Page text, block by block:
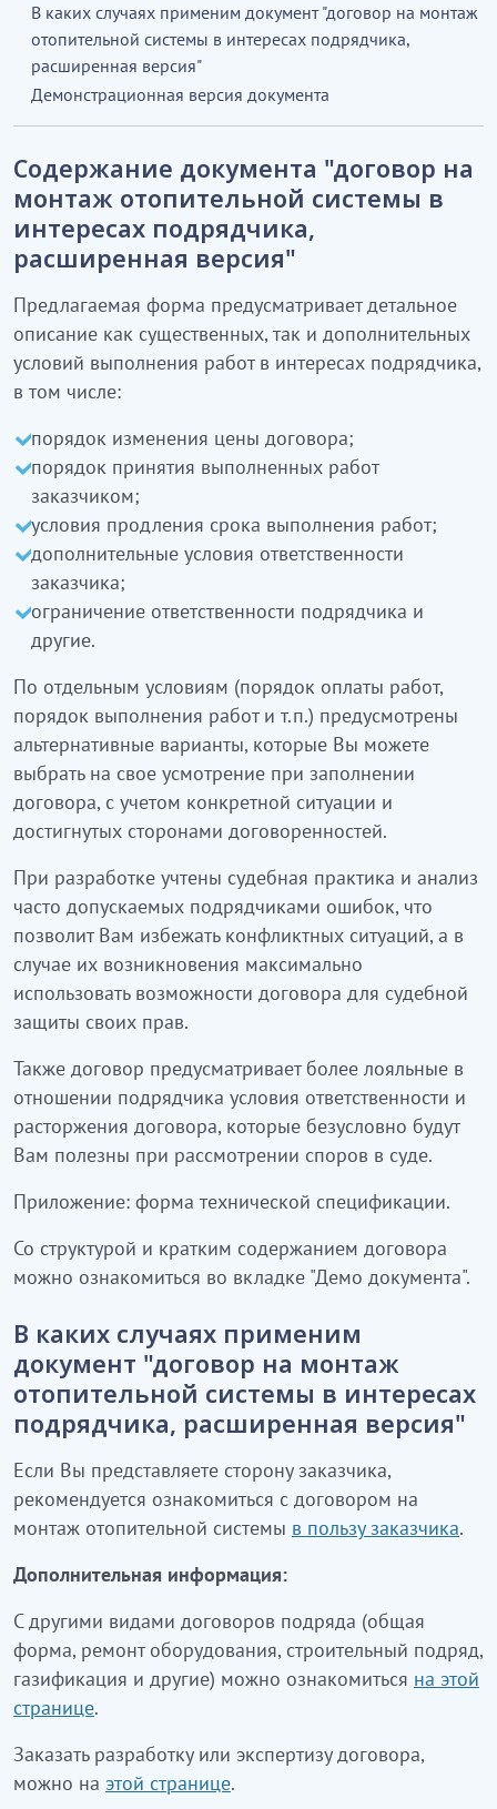
В каких случаях применим документ "договор на монтаж
отопительной системы в интересах подрядчика,
расширенная версия"
Демонстрационная версия документа
Содержание документа "договор на
монтаж отопительной системы в
интересах подрядчика,
расширенная версия"
Предлагаемая форма предусматривает детальное
описание как существенных, так и дополнительных
условий выполнения работ в интересах подрядчика,
в том числе:
порядок изменения цены договора;
порядок принятия выполненных работ
заказчиком;
условия продления срока выполнения работ;
дополнительные условия ответственности
заказчика;
ограничение ответственности подрядчика и
другие.
По отдельным условиям (порядок оплаты работ,
порядок выполнения работ и т.п.) предусмотрены
альтернативные варианты, которые Вы можете
выбрать на свое усмотрение при заполнении
договора, с учетом конкретной ситуации и
достигнутых сторонами договоренностей.
При разработке учтены судебная практика и анализ
часто допускаемых подрядчиками ошибок, что
позволит Вам избежать конфликтных ситуаций, а в
случае их возникновения максимально
использовать возможности договора для судебной
защиты своих прав.
Также договор предусматривает более лояльные в
отношении подрядчика условия ответственности и
расторжения договора, которые безусловно будут
Вам полезны при рассмотрении споров в суде.
Приложение: форма технической спецификации.
Со структурой и кратким содержанием договора
можно ознакомиться во вкладке "Демо документа".
В каких случаях применим
документ "договор на монтаж
отопительной системы в интересах
подрядчика, расширенная версия"
Если Вы представляете сторону заказчика,
рекомендуется ознакомиться с договором на
монтаж отопительной системы в пользу заказчика.
Дополнительная информация:
С другими видами договоров подряда (общая
форма, ремонт оборудования, строительный подряд,
газификация и другие) можно ознакомиться на этой
странице.
Заказать разработку или экспертизу договора,
можно на этой странице.